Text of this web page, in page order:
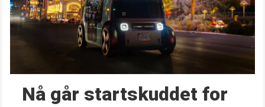
Nå går start­skuddet for